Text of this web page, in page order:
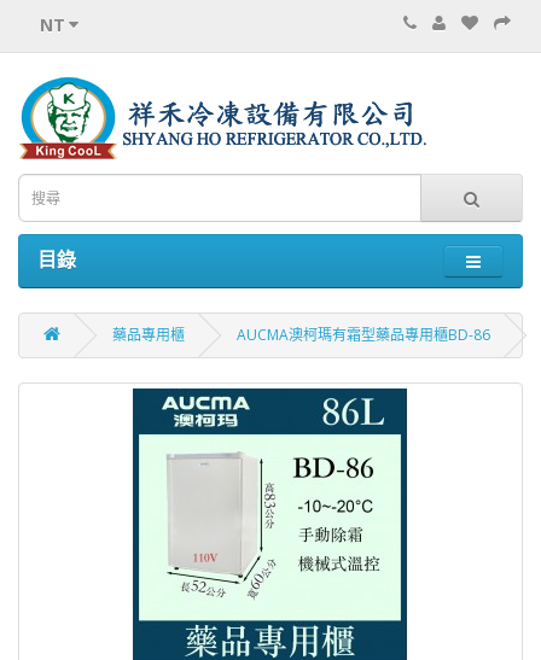
NT
目錄
藥品專用櫃 AUCMA澳柯瑪有霜型藥品專用櫃BD-86